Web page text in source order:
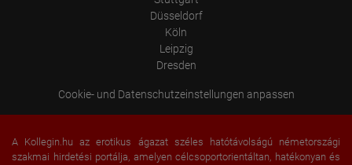
Düsseldorf
Köln
Leipzig
Dresden
Cookie- und Datenschutzeinstellungen anpassen
A Kollegin.hu az erotikus ágazat széles hatótávolságú németországi
szakmai hirdetési portálja, amelyen célcsoportorientáltan, hatékonyan és